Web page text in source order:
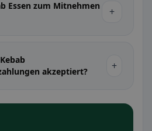
Essen zum Mitnehmen
+
akzeptiert?
+